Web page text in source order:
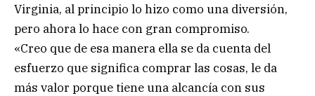
Virginia, al principio lo hizo como una diversión,
pero ahora lo hace con gran compromiso.
«Creo que de esa manera ella se da cuenta del
esfuerzo que significa comprar las cosas, le da
más valor porque tiene una alcancía con sus